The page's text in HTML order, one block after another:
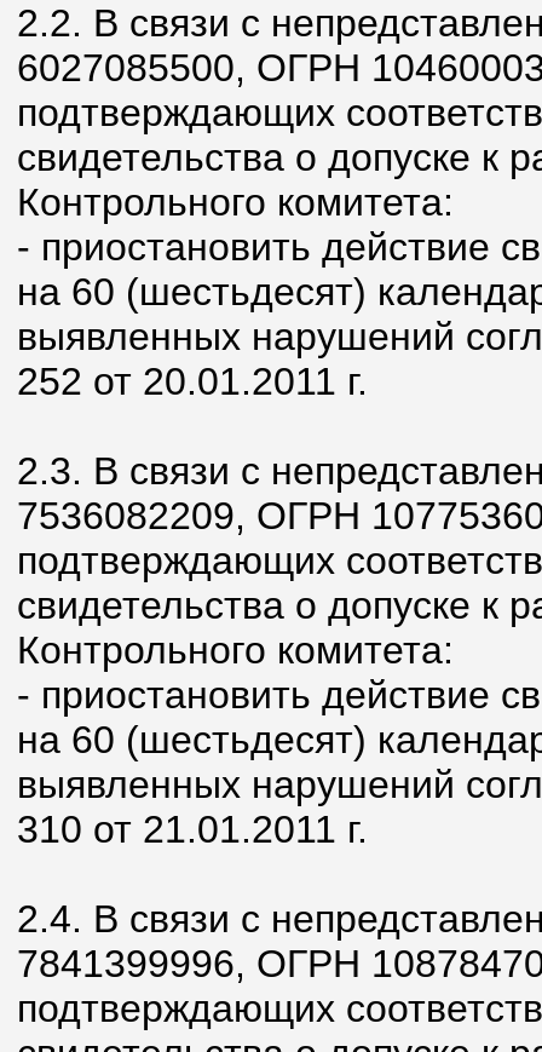
2.2. В связи с
6027085500, ОГРН
подтверждающих
свидетельства о допуске к
Контрольного комитета:
- приостановить действие
на 60 (шестьдесят)
выявленных нарушений
252 от 20.01.2011 г.
2.3. В связи с
7536082209, ОГРН
подтверждающих
свидетельства о допуске к
Контрольного комитета:
- приостановить действие
на 60 (шестьдесят)
выявленных нарушений
310 от 21.01.2011 г.
2.4. В связи с
7841399996, ОГРН
подтверждающих